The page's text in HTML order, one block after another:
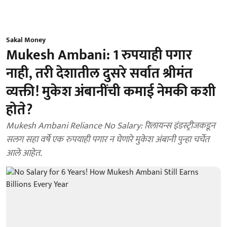
Sakal Money
Mukesh Ambani: 1 रुपयाही पगार
नाही, तरी देशातील दुसरे सर्वात श्रीमंत
व्यक्ती! मुकेश अंबानींची कमाई नेमकी कशी
होते?
Mukesh Ambani Reliance No Salary: रिलायन्स इंडस्ट्रीजकडून
सलग सहा वर्षे एक रुपयाही पगार न घेणारे मुकेश अंबानी पुन्हा चर्चेत
आले आहेत.